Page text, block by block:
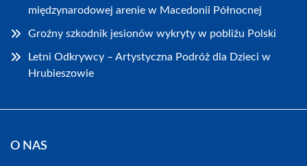
międzynarodowej arenie w Macedonii Północnej
Groźny szkodnik jesionów wykryty w pobliżu Polski
Letni Odkrywcy – Artystyczna Podróż dla Dzieci w
Hrubieszowie
O NAS